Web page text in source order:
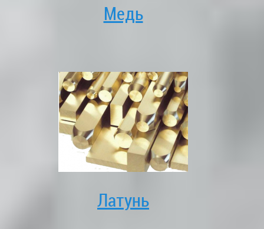
Медь
Латунь